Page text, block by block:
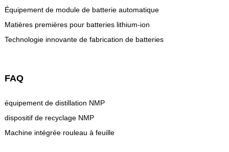
Équipement de module de batterie automatique
Matières premières pour batteries lithium-ion
Technologie innovante de fabrication de batteries
FAQ
équipement de distillation NMP
dispositif de recyclage NMP
Machine intégrée rouleau à feuille